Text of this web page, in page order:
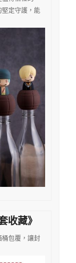
定守護，能
收藏》
包覆，讓封